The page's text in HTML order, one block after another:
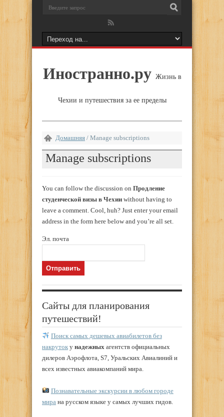
Иностранно.ру Жизнь в
Чехии и путешествия за ее пределы
Домашняя / Manage subscriptions
Manage subscriptions
You can follow the discussion on Продление
студенческой визы в Чехии without having to
leave a comment. Cool, huh? Just enter your email
address in the form here below and you’re all set.
Эл. почта
Сайты для планирования
путешествий!
Поиск самых дешевых авиабилетов без
накруток у надежных агентств официальных
дилеров Аэрофлота, S7, Уральских Авиалиний и
всех известных авиакомпаний мира.
Познавательные экскурсии в любом городе
мира на русском языке у самых лучших гидов.